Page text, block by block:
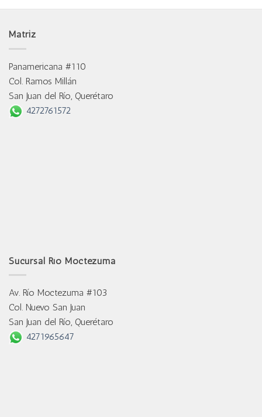
Matriz
Panamericana #110
Col. Ramos Millán
San Juan del Río, Querétaro
4272761572
Sucursal Río Moctezuma
Av. Río Moctezuma #103
Col. Nuevo San Juan
San Juan del Río, Querétaro
4271965647